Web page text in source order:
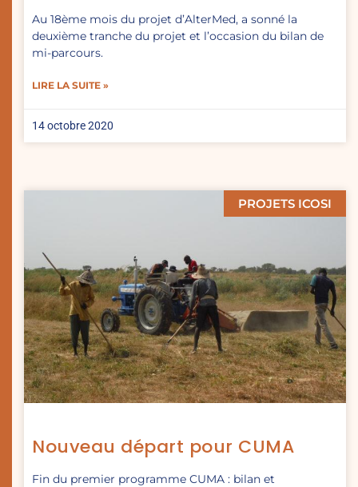
Au 18ème mois du projet d’AlterMed, a sonné la
deuxième tranche du projet et l’occasion du bilan de
mi-parcours.
LIRE LA SUITE »
14 octobre 2020
PROJETS ICOSI
Nouveau départ pour CUMA
Fin du premier programme CUMA : bilan et